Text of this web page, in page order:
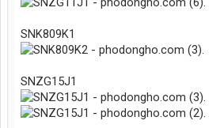
SNK809K1
SNZG15J1